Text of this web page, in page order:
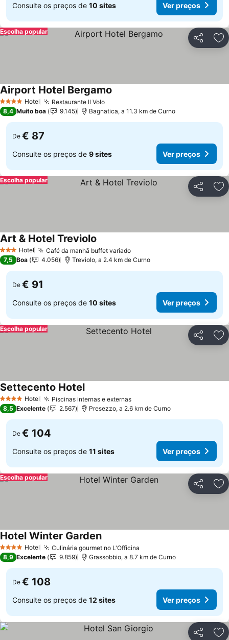
Consulte os preços de 10 sites Ver preços
Partilhar
Escolha popular
4 EstrelasHotel Restaurante Il Volo
Airport Hotel Bergamo
8,4 Muito boa 9.145 Bagnatica, a 11.3 km de Curno
De € 87
Consulte os preços de 9 sites Ver preços
Partilhar
Escolha popular
3 EstrelasHotel Café da manhã buffet variado
Art & Hotel Treviolo
7,5 Boa 4.056 Treviolo, a 2.4 km de Curno
De € 91
Consulte os preços de 10 sites Ver preços
Partilhar
Escolha popular
4 EstrelasHotel Piscinas internas e externas
Settecento Hotel
8,5 Excelente 2.567 Presezzo, a 2.6 km de Curno
De € 104
Consulte os preços de 11 sites Ver preços
Partilhar
Escolha popular
4 EstrelasHotel Culinária gourmet no L'Officina
Hotel Winter Garden
8,9 Excelente 9.859 Grassobbio, a 8.7 km de Curno
De € 108
Consulte os preços de 12 sites Ver preços
Partilhar